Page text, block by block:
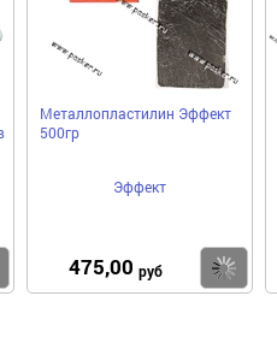
Купить
Металлопластилин Эффект
500гр
Эффект
475,00 руб